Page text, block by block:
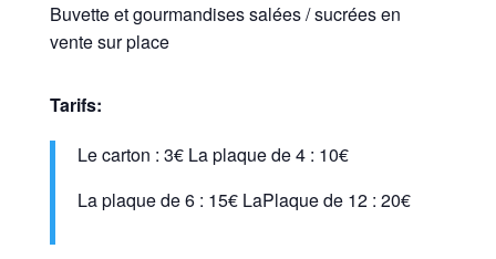
Buvette et gourmandises salées / sucrées en
vente sur place
Tarifs:
Le carton : 3€ La plaque de 4 : 10€
La plaque de 6 : 15€ LaPlaque de 12 : 20€